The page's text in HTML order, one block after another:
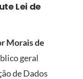
Lei de
Morais de
geral
de Dados